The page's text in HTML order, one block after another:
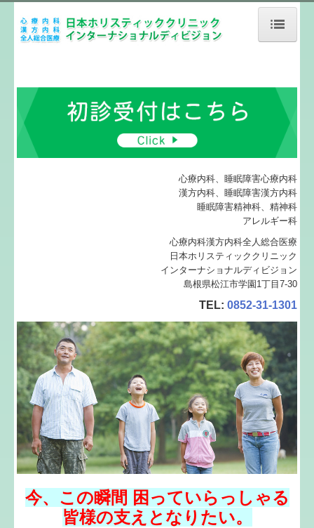
当院が選ばれる8つの理由
他のクリニックとの相違点
個人情報保護方針
ブログ
施設基準等
心療内科、睡眠障害心療内科
漢方内科、睡眠障害漢方内科
睡眠障害精神科、精神科
アレルギー科
心療内科漢方内科全人総合医療
日本ホリスティッククリニック
インターナショナルディビジョン
島根県松江市学園1丁目7-30
TEL: 0852-31-1301
今、この瞬間 困っていらっしゃる
皆様の支えとなりたい。